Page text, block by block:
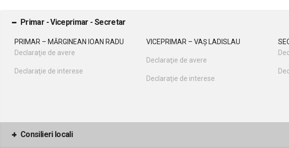
Primar - Viceprimar - Secretar
PRIMAR – MĂRGINEAN IOAN RADU
Declaraţie de avere
Declaraţie de interese
VICEPRIMAR – VAȘ LADISLAU
Declaraţie de avere
Declaraţie de interese
Consilieri locali